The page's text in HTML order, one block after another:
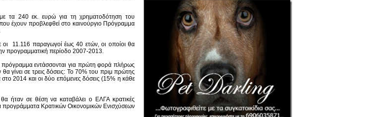
τα 240 εκ. ευρώ για τη χρηματοδότηση του
έχουν προβλεφθεί στο καινούργιο Πρόγραμμα
οι 11.116 παραγωγοί έως 40 ετών, οι οποίοι θα
προγραμματική περίοδο 2007-2013.
πρόγραμμα εντάσσονται για πρώτη φορά πλήρως
γίνει σε τρεις δόσεις: Το 70% του πριμ πρώτης
2014 και οι δύο επόμενες δόσεις (15% η κάθε
ήταν σε θέση να καταβάλει ο ΕΛΓΑ κρατικές
Κρατικών Οικονομικών Ενισχύσεων